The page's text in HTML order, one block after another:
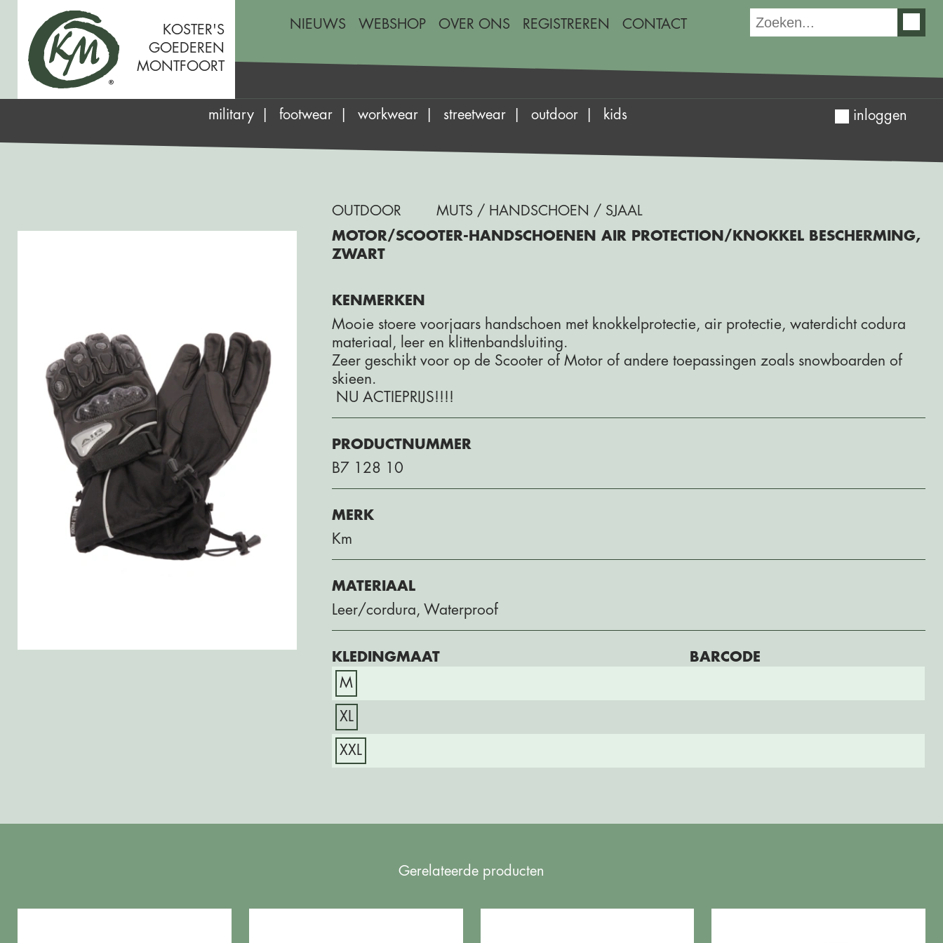
KOSTER'S
GOEDEREN
MONTFOORT
NIEUWS WEBSHOP OVER ONS REGISTREREN CONTACT
military footwear workwear streetwear outdoor kids inloggen
OUTDOOR
MUTS / HANDSCHOEN / SJAAL
MOTOR/SCOOTER-HANDSCHOENEN AIR PROTECTION/KNOKKEL BESCHERMING,
ZWART
KENMERKEN
Mooie stoere voorjaars handschoen met knokkelprotectie, air protectie, waterdicht codura
materiaal, leer en klittenbandsluiting.
Zeer geschikt voor op de Scooter of Motor of andere toepassingen zoals snowboarden of
skieen.
NU ACTIEPRIJS!!!!
PRODUCTNUMMER
B7 128 10
MERK
Km
MATERIAAL
Leer/cordura, Waterproof
KLEDINGMAAT
BARCODE
M
XL
XXL
Gerelateerde producten